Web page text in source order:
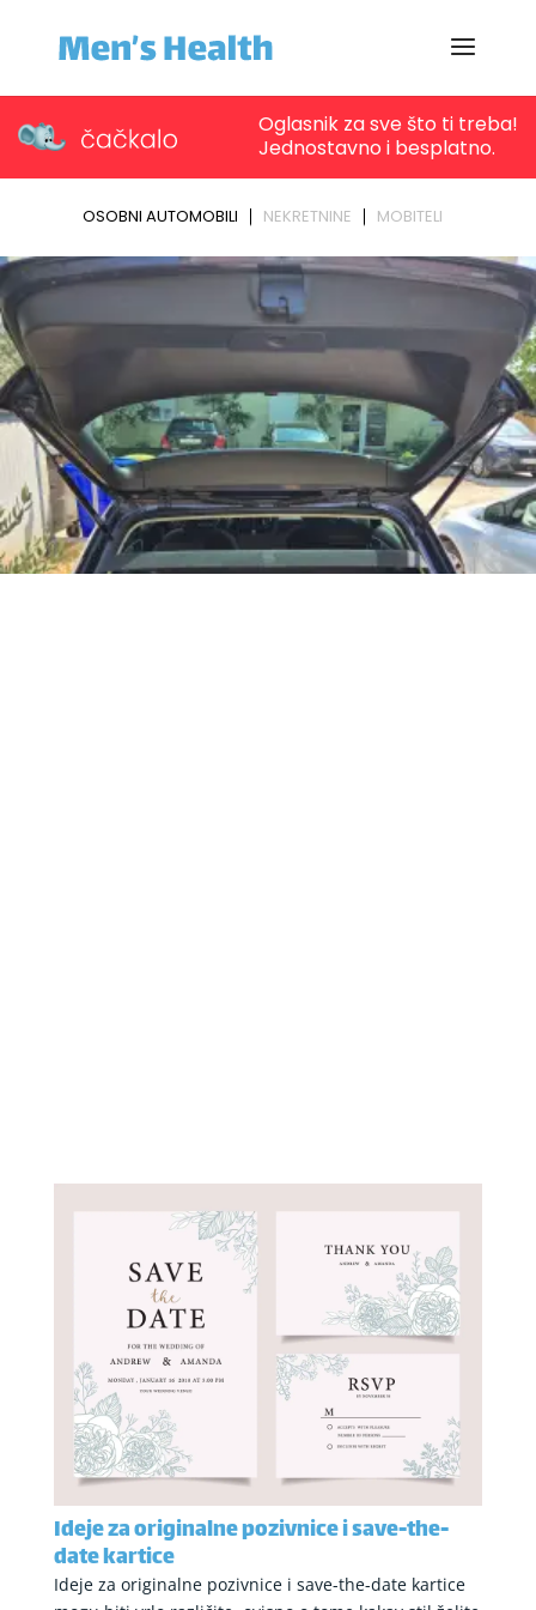
Ideje za originalne pozivnice i save-the-
date kartice
Ideje za originalne pozivnice i save-the-date kartice